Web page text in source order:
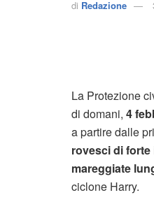
di Redazione
La Protezione
di domani, 4
a partire dalle
rovesci di
mareggiate
ciclone Harry.